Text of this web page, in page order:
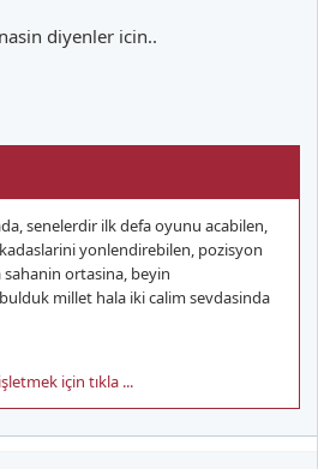
diyenler icin..
senelerdir ilk defa oyunu acabilen,
yonlendirebilen, pozisyon
ortasina, beyin
millet hala iki calim sevdasinda
için tıkla ...